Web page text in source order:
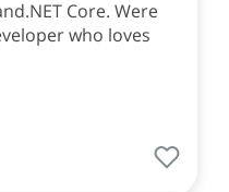
Core. Were
who loves